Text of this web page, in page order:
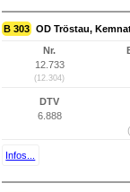
B 303 OD Tröstau,
Nr.
12.733
(12.304)
DTV
6.888
Infos...